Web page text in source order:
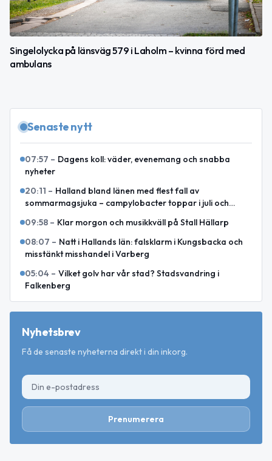
Singelolycka på länsväg 579 i Laholm – kvinna förd med
ambulans
Senaste nytt
07:57 – Dagens koll: väder, evenemang och snabba
nyheter
20:11 – Halland bland länen med flest fall av
sommarmagsjuka – campylobacter toppar i juli och
09:58 – Klar morgon och musikkväll på Stall Hällarp
08:07 – Natt i Hallands län: falsklarm i Kungsbacka och
misstänkt misshandel i Varberg
05:04 – Vilket golv har vår stad? Stadsvandring i
Falkenberg
Nyhetsbrev
Få de senaste nyheterna direkt i din inkorg.
Prenumerera